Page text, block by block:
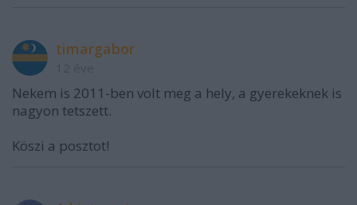
timargabor
Nekem is 2011-ben volt meg a hely, a gyerekeknek is
nagyon tetszett.
Köszi a posztot!